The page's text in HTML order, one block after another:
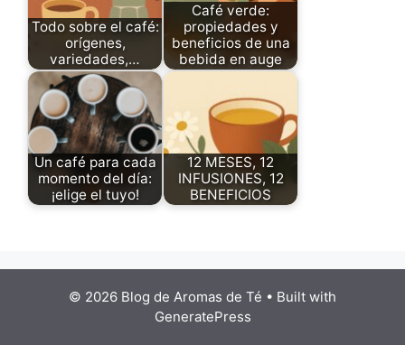
Todo sobre el café:
orígenes,
variedades,…
Café verde:
propiedades y
beneficios de una
bebida en auge
Un café para cada
momento del día:
¡elige el tuyo!
12 MESES, 12
INFUSIONES, 12
BENEFICIOS
© 2026 Blog de Aromas de Té • Built with
GeneratePress